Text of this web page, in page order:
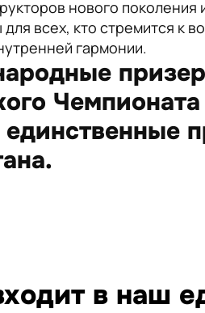
нового поколения
всех, кто стремится к
гармонии.
в наш